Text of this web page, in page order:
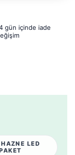
gün içinde iade
LED